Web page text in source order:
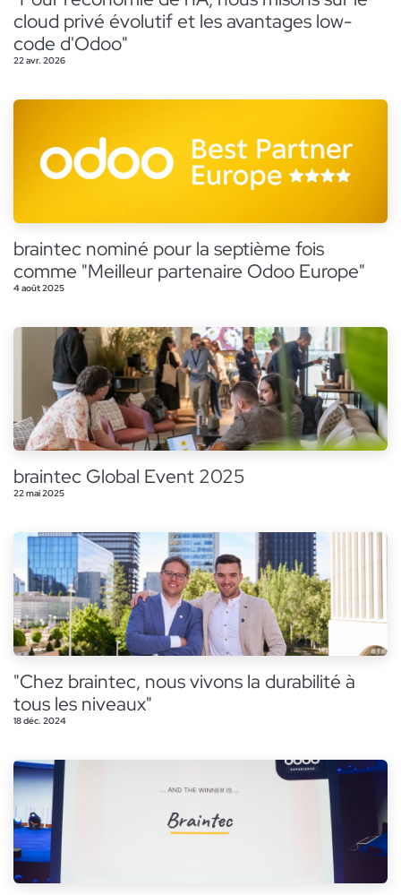
cloud privé évolutif et les avantages low-
code d'Odoo"
22 avr. 2026
braintec nominé pour la septième fois
comme "Meilleur partenaire Odoo Europe"
4 août 2025
braintec Global Event 2025
22 mai 2025
"Chez braintec, nous vivons la durabilité à
tous les niveaux"
18 déc. 2024